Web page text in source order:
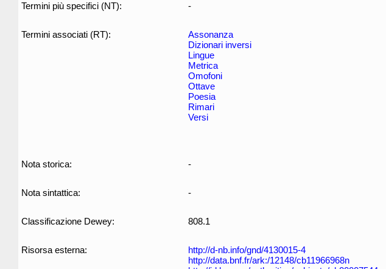
Termini più specifici (NT): -
Termini associati (RT):
Assonanza
Dizionari inversi
Lingue
Metrica
Omofoni
Ottave
Poesia
Rimari
Versi
Nota storica: -
Nota sintattica: -
Classificazione Dewey: 808.1
Risorsa esterna:
http://d-nb.info/gnd/4130015-4
http://data.bnf.fr/ark:/12148/cb11966968n